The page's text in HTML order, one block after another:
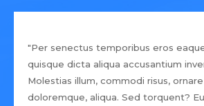
"Per senectus temporibus eros
quisque dicta aliqua accusantium
Molestias illum, commodi risus,
doloremque, aliqua. Sed torquent?